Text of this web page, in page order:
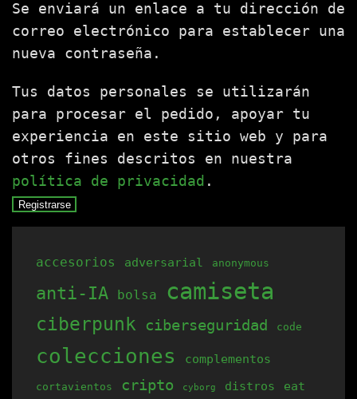
Se enviará un enlace a tu dirección de
correo electrónico para establecer una
nueva contraseña.
Tus datos personales se utilizarán
para procesar el pedido, apoyar tu
experiencia en este sitio web y para
otros fines descritos en nuestra
política de privacidad .
Registrarse
accesorios adversarial anonymous
anti-IA bolsa camiseta
ciberpunk ciberseguridad code
colecciones complementos
cortavientos cripto cyborg distros
eat